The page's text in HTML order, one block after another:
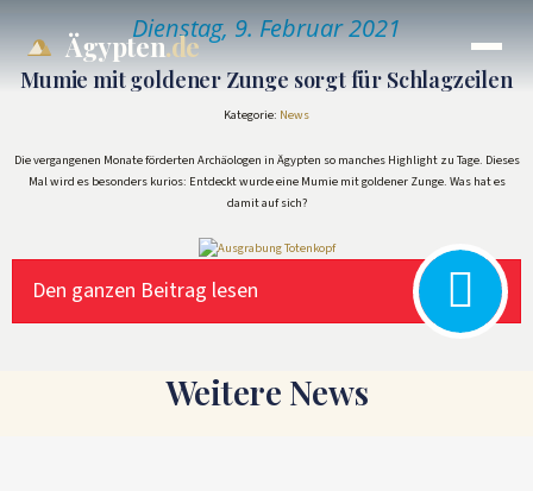
Ägypten.de
Dienstag, 9. Februar 2021
Mumie mit goldener Zunge sorgt für Schlagzeilen
Kategorie: News
Die vergangenen Monate förderten Archäologen in Ägypten so manches Highlight zu Tage. Dieses
Mal wird es besonders kurios: Entdeckt wurde eine Mumie mit goldener Zunge. Was hat es
damit auf sich?
Den ganzen Beitrag lesen
Weitere News